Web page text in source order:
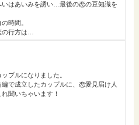
いはあいみを誘い…最後の恋の豆知識を
時間。
行方は…
プルになりました。
で成立したカップルに、恋愛見届け人
聞いちゃいます！